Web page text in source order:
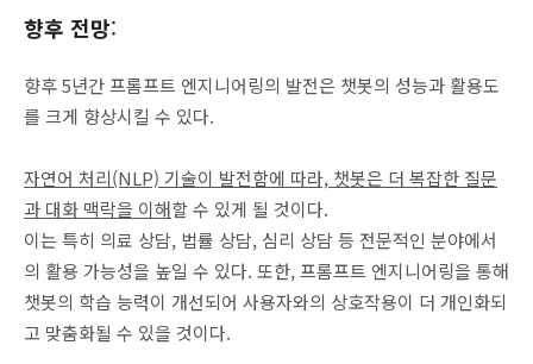
향후 전망:
향후 5년간 프롬프트 엔지니어링의 발전은 챗봇의 성능과 활용도
를 크게 향상시킬 수 있다.
자연어 처리(NLP) 기술이 발전함에 따라, 챗봇은 더 복잡한 질문
과 대화 맥락을 이해할 수 있게 될 것이다.
이는 특히 의료 상담, 법률 상담, 심리 상담 등 전문적인 분야에서
의 활용 가능성을 높일 수 있다. 또한, 프롬프트 엔지니어링을 통해
챗봇의 학습 능력이 개선되어 사용자와의 상호작용이 더 개인화되
고 맞춤화될 수 있을 것이다.